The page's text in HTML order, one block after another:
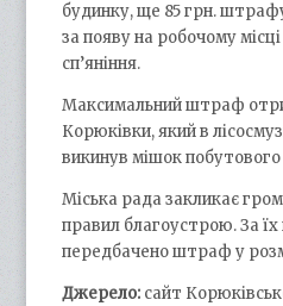
будинку, ще 85 грн.
за появу на робочому
сп’яніння.
Максимальний штраф
Корюківки, який в
викинув мішок побутового
Міська рада закликає
правил благоустрою. За
передбачено штраф у
Джерело: сайт